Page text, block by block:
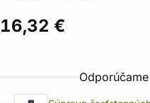
16,32 €